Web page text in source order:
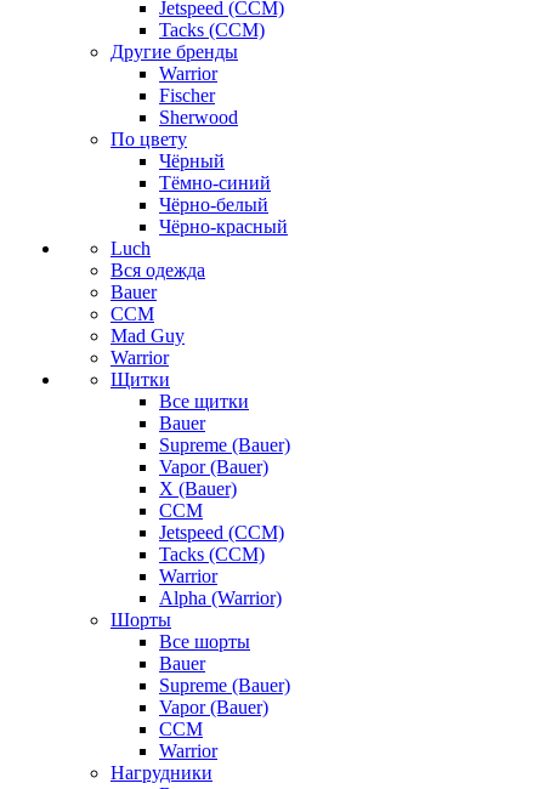
Jetspeed (CCM)
Tacks (CCM)
Другие бренды
Warrior
Fischer
Sherwood
По цвету
Чёрный
Тёмно-синий
Чёрно-белый
Чёрно-красный
Luch
Вся одежда
Bauer
CCM
Mad Guy
Warrior
Щитки
Все щитки
Bauer
Supreme (Bauer)
Vapor (Bauer)
X (Bauer)
CCM
Jetspeed (CCM)
Tacks (CCM)
Warrior
Alpha (Warrior)
Шорты
Все шорты
Bauer
Supreme (Bauer)
Vapor (Bauer)
CCM
Warrior
Нагрудники